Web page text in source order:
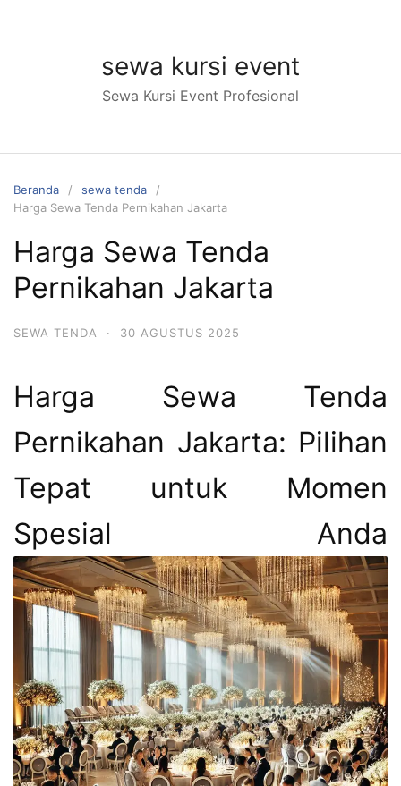
sewa kursi event
Sewa Kursi Event Profesional
Beranda
sewa tenda
Harga Sewa Tenda Pernikahan Jakarta
Harga Sewa Tenda
Pernikahan Jakarta
SEWA TENDA · 30 AGUSTUS 2025
Harga Sewa Tenda
Pernikahan Jakarta: Pilihan
Tepat untuk Momen
Spesial Anda